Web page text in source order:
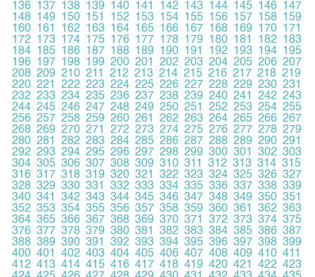
136 137 138 139 140 141 142 143 144 145 146 147
148 149 150 151 152 153 154 155 156 157 158 159
160 161 162 163 164 165 166 167 168 169 170 171
172 173 174 175 176 177 178 179 180 181 182 183
184 185 186 187 188 189 190 191 192 193 194 195
196 197 198 199 200 201 202 203 204 205 206 207
208 209 210 211 212 213 214 215 216 217 218 219
220 221 222 223 224 225 226 227 228 229 230 231
232 233 234 235 236 237 238 239 240 241 242 243
244 245 246 247 248 249 250 251 252 253 254 255
256 257 258 259 260 261 262 263 264 265 266 267
268 269 270 271 272 273 274 275 276 277 278 279
280 281 282 283 284 285 286 287 288 289 290 291
292 293 294 295 296 297 298 299 300 301 302 303
304 305 306 307 308 309 310 311 312 313 314 315
316 317 318 319 320 321 322 323 324 325 326 327
328 329 330 331 332 333 334 335 336 337 338 339
340 341 342 343 344 345 346 347 348 349 350 351
352 353 354 355 356 357 358 359 360 361 362 363
364 365 366 367 368 369 370 371 372 373 374 375
376 377 378 379 380 381 382 383 384 385 386 387
388 389 390 391 392 393 394 395 396 397 398 399
400 401 402 403 404 405 406 407 408 409 410 411
412 413 414 415 416 417 418 419 420 421 422 423